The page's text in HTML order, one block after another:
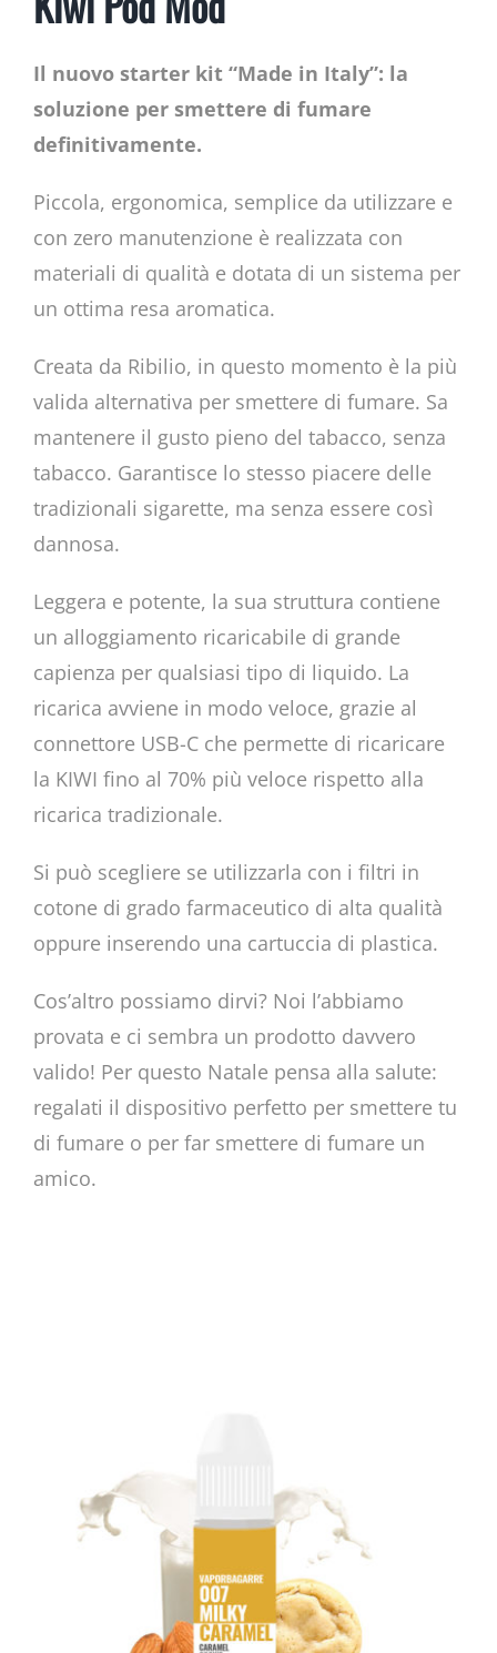
Il nuovo starter kit “Made in Italy”: la
soluzione per smettere di fumare
definitivamente.
Piccola, ergonomica, semplice da utilizzare e
con zero manutenzione è realizzata con
materiali di qualità e dotata di un sistema per
un ottima resa aromatica.
Creata da Ribilio, in questo momento è la più
valida alternativa per smettere di fumare. Sa
mantenere il gusto pieno del tabacco, senza
tabacco. Garantisce lo stesso piacere delle
tradizionali sigarette, ma senza essere così
dannosa.
Leggera e potente, la sua struttura contiene
un alloggiamento ricaricabile di grande
capienza per qualsiasi tipo di liquido. La
ricarica avviene in modo veloce, grazie al
connettore USB-C che permette di ricaricare
la KIWI fino al 70% più veloce rispetto alla
ricarica tradizionale.
Si può scegliere se utilizzarla con i filtri in
cotone di grado farmaceutico di alta qualità
oppure inserendo una cartuccia di plastica.
Cos’altro possiamo dirvi? Noi l’abbiamo
provata e ci sembra un prodotto davvero
valido! Per questo Natale pensa alla salute:
regalati il dispositivo perfetto per smettere tu
di fumare o per far smettere di fumare un
amico.